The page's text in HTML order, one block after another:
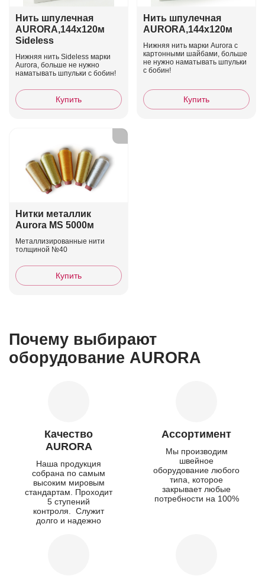
Нить шпулечная
AURORA,144х120м
Sideless
Нижняя нить Sideless марки
Aurora, больше не нужно
наматывать шпульки с бобин!
Купить
Нить шпулечная
AURORA,144х120м
Нижняя нить марки Aurora c
картонными шайбами, больше
не нужно наматывать шпульки
с бобин!
Купить
Нитки металлик
Aurora MS 5000м
Металлизированные нити
толщиной №40
Купить
Почему выбирают
оборудование AURORA
Качество
AURORA
Наша продукция
собрана по самым
высоким мировым
стандартам. Проходит
5 ступений
контроля. Служит
долго и надежно
Ассортимент
Мы производим
швейное
оборудование любого
типа, которое
закрывает любые
потребности на 100%